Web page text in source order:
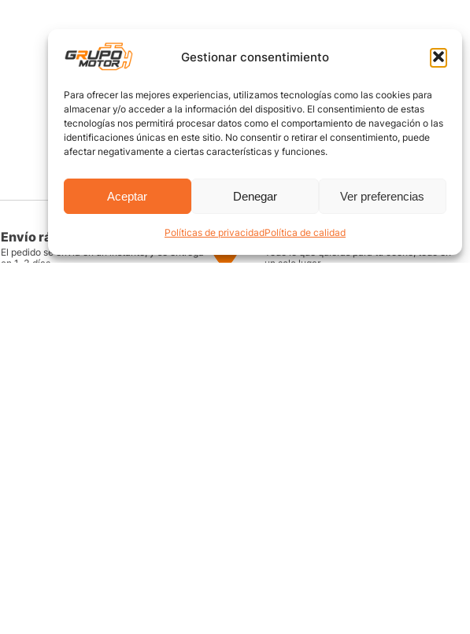
Gestionar consentimiento
Para ofrecer las mejores experiencias, utilizamos tecnologías como las cookies para
almacenar y/o acceder a la información del dispositivo. El consentimiento de estas
tecnologías nos permitirá procesar datos como el comportamiento de navegación o las
identificaciones únicas en este sitio. No consentir o retirar el consentimiento, puede
afectar negativamente a ciertas características y funciones.
Aceptar Denegar Ver preferencias
Políticas de privacidadPolítica de calidad
Envío rápido y seguro
El pedido se envía en un instante, y se entrega
en 1-3 días
Encuentra aquí
Todo lo que quieras para tu coche, todo en
un solo lugar